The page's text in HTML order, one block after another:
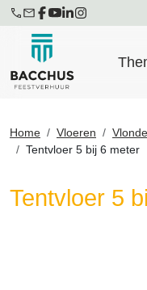
Home Vloeren
Tentvloer 5 bij 6 meter
Tentvloer 5